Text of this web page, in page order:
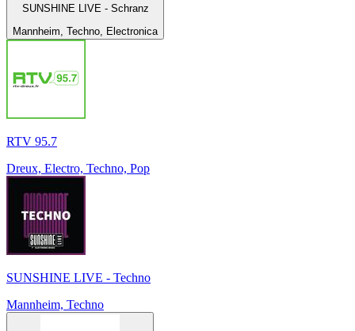
SUNSHINE LIVE - Schranz
Mannheim, Techno, Electronica
RTV 95.7
Dreux, Electro, Techno, Pop
SUNSHINE LIVE - Techno
Mannheim, Techno